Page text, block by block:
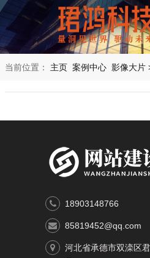
当前位置： 主页 案例中心 影像大片
18903148766
85819452@qq.com
河北省承德市双滦区